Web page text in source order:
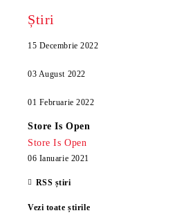
Știri
15 Decembrie 2022
03 August 2022
01 Februarie 2022
Store Is Open
Store Is Open
06 Ianuarie 2021
RSS știri
Vezi toate știrile